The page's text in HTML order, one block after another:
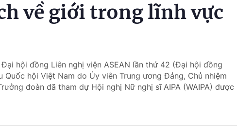
về giới trong lĩnh vực
hội đồng Liên nghị viện ASEAN lần thứ 42 (Đại hội đồng
hội Việt Nam do Ủy viên Trung ương Đảng, Chủ nhiệm
đoàn đã tham dự Hội nghị Nữ nghị sĩ AIPA (WAIPA) được